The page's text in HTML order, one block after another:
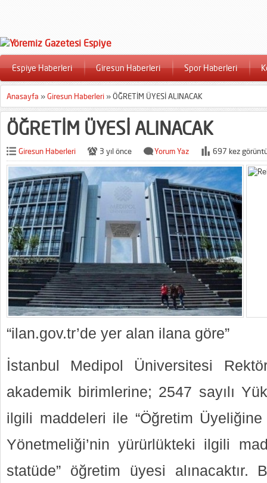
Espiye Haberleri Giresun Haberleri Spor Haberleri
Anasayfa »Giresun Haberleri »ÖĞRETİM ÜYESİ ALINACAK
ÖĞRETİM ÜYESİ ALINACAK
Giresun Haberleri 3 yıl önce Yorum Yaz 697 kez
“ilan.gov.tr’de yer alan ilana göre”
İstanbul Medipol Üniversitesi
akademik birimlerine; 2547 sayılı
ilgili maddeleri ile “Öğretim
Yönetmeliği’nin yürürlükteki ilgili
statüde” öğretim üyesi alınacaktır.